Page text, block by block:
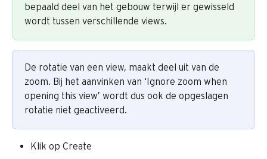
bepaald deel van het gebouw terwijl er gewisseld
wordt tussen verschillende views.
De rotatie van een view, maakt deel uit van de
zoom. Bij het aanvinken van ‘Ignore zoom when
opening this view’ wordt dus ook de opgeslagen
rotatie niet geactiveerd.
Klik op Create